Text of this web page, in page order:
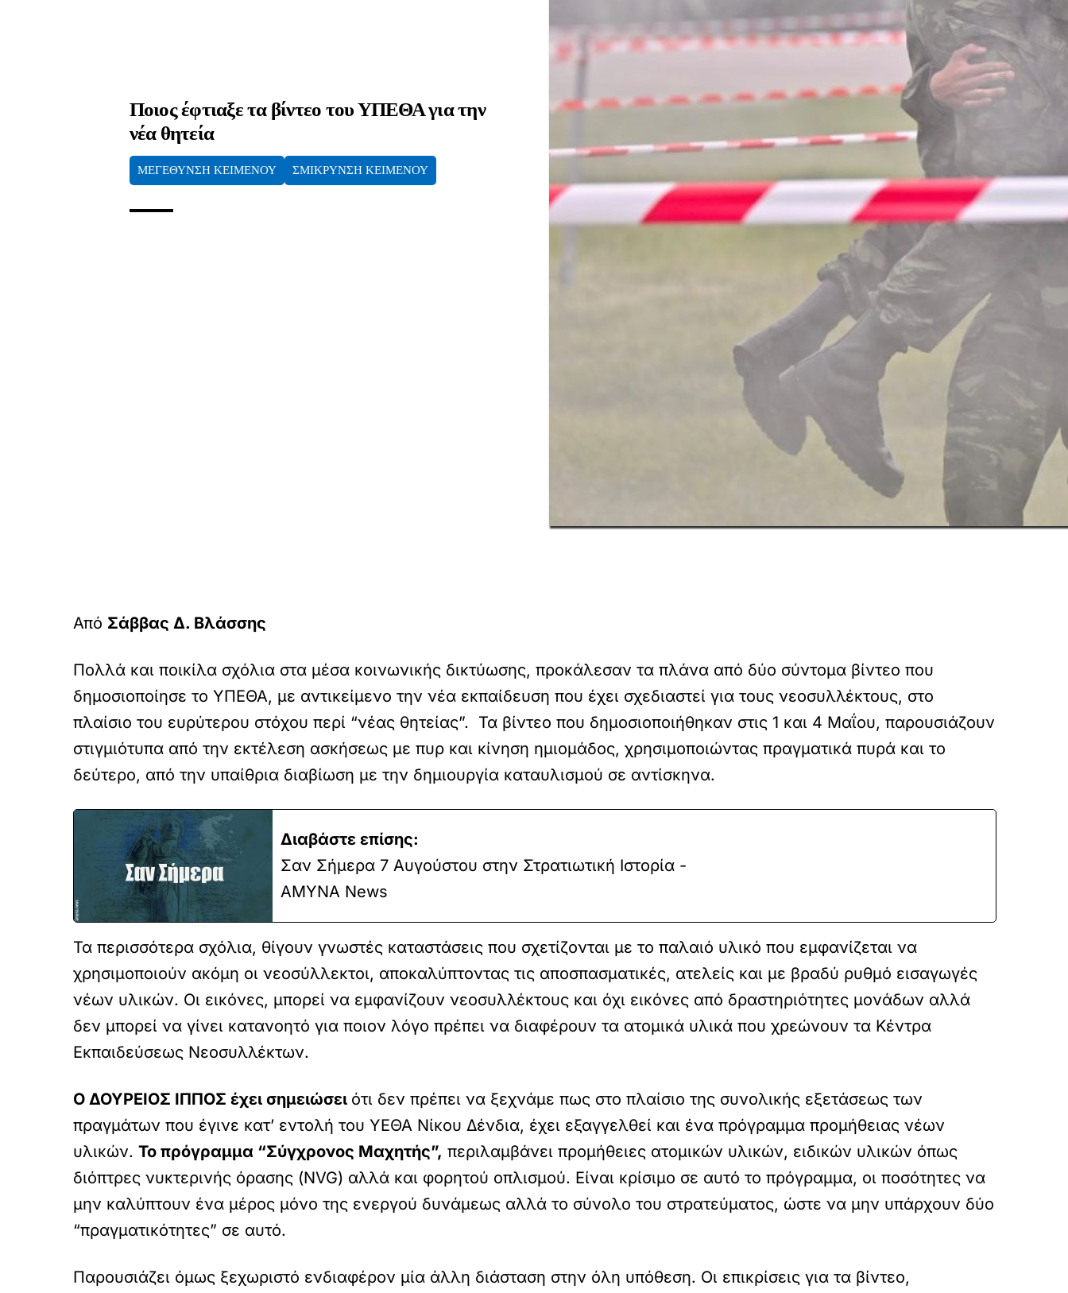
Ποιος έφτιαξε τα βίντεο του ΥΠΕΘΑ για την
νέα θητεία
ΜΕΓΕΘΥΝΣΗ ΚΕΙΜΕΝΟΥ ΣΜΙΚΡΥΝΣΗ ΚΕΙΜΕΝΟΥ
Από Σάββας Δ. Βλάσσης
Πολλά και ποικίλα σχόλια στα μέσα κοινωνικής δικτύωσης, προκάλεσαν τα πλάνα από δύο σύντομα βίντεο που
δημοσιοποίησε το ΥΠΕΘΑ, με αντικείμενο την νέα εκπαίδευση που έχει σχεδιαστεί για τους νεοσυλλέκτους, στο
πλαίσιο του ευρύτερου στόχου περί “νέας θητείας”. Τα βίντεο που δημοσιοποιήθηκαν στις 1 και 4 Μαΐου, παρουσιάζουν
στιγμιότυπα από την εκτέλεση ασκήσεως με πυρ και κίνηση ημιομάδος, χρησιμοποιώντας πραγματικά πυρά και το
δεύτερο, από την υπαίθρια διαβίωση με την δημιουργία καταυλισμού σε αντίσκηνα.
Διαβάστε επίσης:
Σαν Σήμερα 7 Αυγούστου στην Στρατιωτική Ιστορία -
ΑΜΥΝΑ News
Τα περισσότερα σχόλια, θίγουν γνωστές καταστάσεις που σχετίζονται με το παλαιό υλικό που εμφανίζεται να
χρησιμοποιούν ακόμη οι νεοσύλλεκτοι, αποκαλύπτοντας τις αποσπασματικές, ατελείς και με βραδύ ρυθμό εισαγωγές
νέων υλικών. Οι εικόνες, μπορεί να εμφανίζουν νεοσυλλέκτους και όχι εικόνες από δραστηριότητες μονάδων αλλά
δεν μπορεί να γίνει κατανοητό για ποιον λόγο πρέπει να διαφέρουν τα ατομικά υλικά που χρεώνουν τα Κέντρα
Εκπαιδεύσεως Νεοσυλλέκτων.
Ο ΔΟΥΡΕΙΟΣ ΙΠΠΟΣ έχει σημειώσει ότι δεν πρέπει να ξεχνάμε πως στο πλαίσιο της συνολικής εξετάσεως των
πραγμάτων που έγινε κατ’ εντολή του ΥΕΘΑ Νίκου Δένδια, έχει εξαγγελθεί και ένα πρόγραμμα προμήθειας νέων
υλικών. Το πρόγραμμα “Σύγχρονος Μαχητής”, περιλαμβάνει προμήθειες ατομικών υλικών, ειδικών υλικών όπως
διόπτρες νυκτερινής όρασης (NVG) αλλά και φορητού οπλισμού. Είναι κρίσιμο σε αυτό το πρόγραμμα, οι ποσότητες να
μην καλύπτουν ένα μέρος μόνο της ενεργού δυνάμεως αλλά το σύνολο του στρατεύματος, ώστε να μην υπάρχουν δύο
“πραγματικότητες” σε αυτό.
Παρουσιάζει όμως ξεχωριστό ενδιαφέρον μία άλλη διάσταση στην όλη υπόθεση. Οι επικρίσεις για τα βίντεο,